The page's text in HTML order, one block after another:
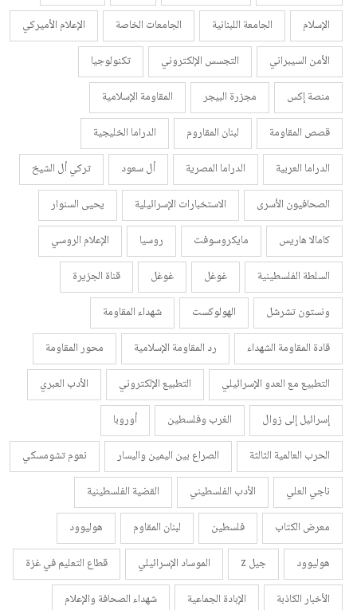
الإسلام
الجامعة اللبنانية الجامعات الخاصة
الإعلام الأميركي
الأمن السيبراني
التجسس الإلكتروني
تكنولوجيا
منصة إكس
مجزرة البيجر
المقاومة الإسلامية
قصص المقاومة
لبنان المقاروم
الدراما الخليجية
الدراما العربية
الدراما المصرية أل سعود
تركي أل الشيخ
الصحافيون الأسرى
الاستخبارات الإسرائيلية
يحيى السنوار
كامالا هاريس
مايكروسوفت روسيا
الإعلام الروسي
السلطة الفلسطينية
غوغل غوغل
قناة الجزيرة
ونستون تشرشل
الهولوكست
شهداء المقاومة
قادة المقاومة الشهداء
رد المقاومة الإسلامية
محور المقاومة
التطبيع مع العدو الإسرائيلي
التطبيع الإلكتروني
الأدب العبري
إسرائيل إلى زوال
الغرب وفلسطين
أوروبا
الحرب العالمية الثالثة
الصراع بين اليمين واليسار
نعوم تشومسكي
ناجي العلي
الأدب الفلسطيني
القضية الفلسطينية
معرض الكتاب
فلسطين لبنان المقاوم
هوليوود
هوليوود
جيل z الموساد الإسرائيلي
قطاع التعليم في غزة
الأخبار الكاذبة
الإبادة الجماعية
شهداء الصحافة والإعلام